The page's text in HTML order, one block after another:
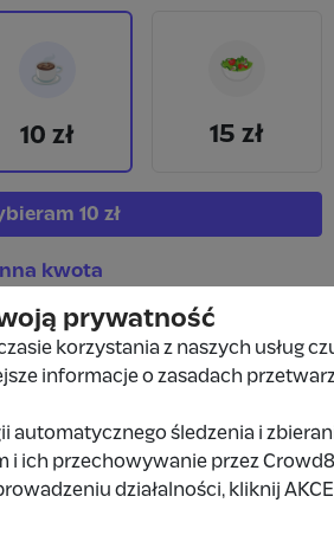
☕
10 zł
🥗
15 zł
10 zł
Inna kwota
Zgłoś
prywatność
korzystania z naszych usług
informacje o zasadach
automatycznego śledzenia i
ich przechowywanie przez Crowd8
działalności, kliknij